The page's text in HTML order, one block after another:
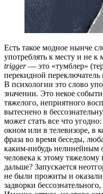
Есть такое модное нынче
употреблять к месту и не к
trigger— это «тумблер»
перекидной
В психологии это слово
значении. Это некое
тяжелого, неприятного
вытеснено в
может стать все что
окном или в телевизоре, в
фраза во время беседы,
каким-нибудь нелинейным
человека к этому
дальше? Запускается
не были прожиты и
задворки